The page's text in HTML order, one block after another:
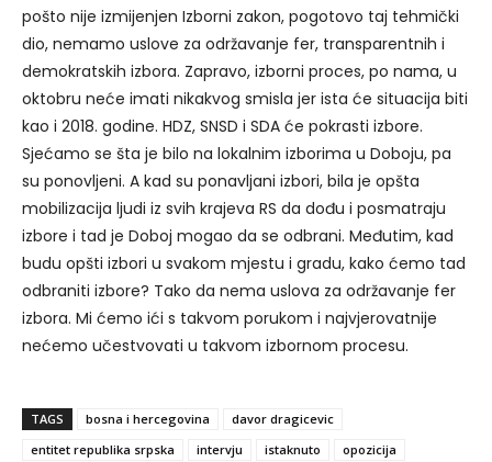
pošto nije izmijenjen Izborni zakon, pogotovo taj tehmički
dio, nemamo uslove za održavanje fer, transparentnih i
demokratskih izbora. Zapravo, izborni proces, po nama, u
oktobru neće imati nikakvog smisla jer ista će situacija biti
kao i 2018. godine. HDZ, SNSD i SDA će pokrasti izbore.
Sjećamo se šta je bilo na lokalnim izborima u Doboju, pa
su ponovljeni. A kad su ponavljani izbori, bila je opšta
mobilizacija ljudi iz svih krajeva RS da dođu i posmatraju
izbore i tad je Doboj mogao da se odbrani. Međutim, kad
budu opšti izbori u svakom mjestu i gradu, kako ćemo tad
odbraniti izbore? Tako da nema uslova za održavanje fer
izbora. Mi ćemo ići s takvom porukom i najvjerovatnije
nećemo učestvovati u takvom izbornom procesu.
TAGS bosna i hercegovina
davor dragicevic
entitet republika srpska
intervju istaknuto
opozicija